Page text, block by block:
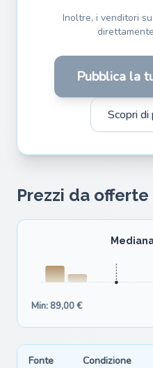
Inoltre, i venditori
Pubblica la
Scopri di
Prezzi da
Min: 89,00 €
Fonte Condizione